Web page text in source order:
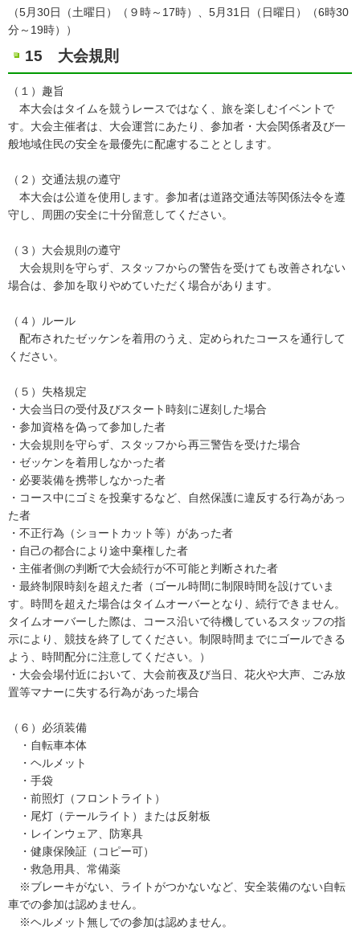
（5月30日（土曜日）（９時～17時）、5月31日（日曜日）（6時30
分～19時））
15 大会規則
（１）趣旨
本大会はタイムを競うレースではなく、旅を楽しむイベントで
す。大会主催者は、大会運営にあたり、参加者・大会関係者及び一
般地域住民の安全を最優先に配慮することとします。
（２）交通法規の遵守
本大会は公道を使用します。参加者は道路交通法等関係法令を遵
守し、周囲の安全に十分留意してください。
（３）大会規則の遵守
大会規則を守らず、スタッフからの警告を受けても改善されない
場合は、参加を取りやめていただく場合があります。
（４）ルール
配布されたゼッケンを着用のうえ、定められたコースを通行して
ください。
（５）失格規定
・大会当日の受付及びスタート時刻に遅刻した場合
・参加資格を偽って参加した者
・大会規則を守らず、スタッフから再三警告を受けた場合
・ゼッケンを着用しなかった者
・必要装備を携帯しなかった者
・コース中にゴミを投棄するなど、自然保護に違反する行為があっ
た者
・不正行為（ショートカット等）があった者
・自己の都合により途中棄権した者
・主催者側の判断で大会続行が不可能と判断された者
・最終制限時刻を超えた者（ゴール時間に制限時間を設けていま
す。時間を超えた場合はタイムオーバーとなり、続行できません。
タイムオーバーした際は、コース沿いで待機しているスタッフの指
示により、競技を終了してください。制限時間までにゴールできる
よう、時間配分に注意してください。）
・大会会場付近において、大会前夜及び当日、花火や大声、ごみ放
置等マナーに失する行為があった場合
（６）必須装備
・自転車本体
・ヘルメット
・手袋
・前照灯（フロントライト）
・尾灯（テールライト）または反射板
・レインウェア、防寒具
・健康保険証（コピー可）
・救急用具、常備薬
※ブレーキがない、ライトがつかないなど、安全装備のない自転
車での参加は認めません。
※ヘルメット無しでの参加は認めません。